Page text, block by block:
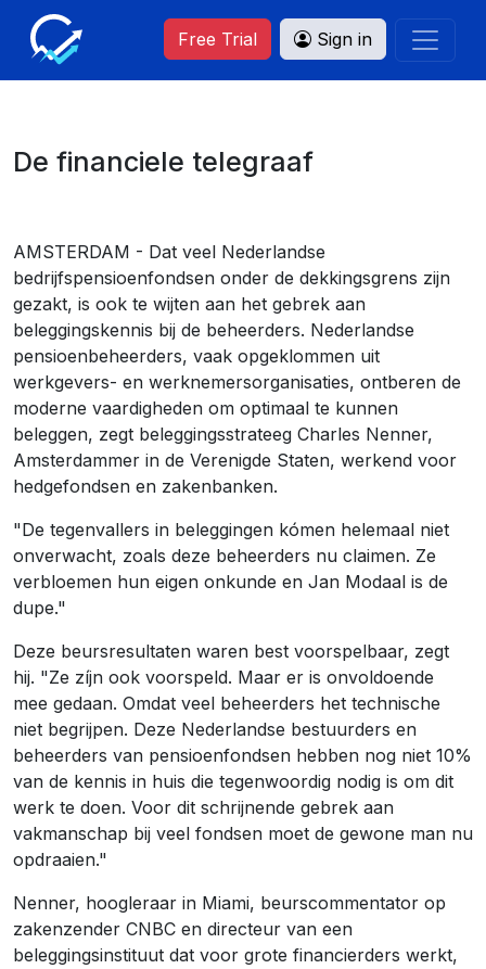
Free Trial Sign in
De financiele telegraaf
AMSTERDAM - Dat veel Nederlandse
bedrijfspensioenfondsen onder de dekkingsgrens zijn
gezakt, is ook te wijten aan het gebrek aan
beleggingskennis bij de beheerders. Nederlandse
pensioenbeheerders, vaak opgeklommen uit
werkgevers- en werknemersorganisaties, ontberen de
moderne vaardigheden om optimaal te kunnen
beleggen, zegt beleggingsstrateeg Charles Nenner,
Amsterdammer in de Verenigde Staten, werkend voor
hedgefondsen en zakenbanken.
"De tegenvallers in beleggingen kómen helemaal niet
onverwacht, zoals deze beheerders nu claimen. Ze
verbloemen hun eigen onkunde en Jan Modaal is de
dupe."
Deze beursresultaten waren best voorspelbaar, zegt
hij. "Ze zíjn ook voorspeld. Maar er is onvoldoende
mee gedaan. Omdat veel beheerders het technische
niet begrijpen. Deze Nederlandse bestuurders en
beheerders van pensioenfondsen hebben nog niet 10%
van de kennis in huis die tegenwoordig nodig is om dit
werk te doen. Voor dit schrijnende gebrek aan
vakmanschap bij veel fondsen moet de gewone man nu
opdraaien."
Nenner, hoogleraar in Miami, beurscommentator op
zakenzender CNBC en directeur van een
beleggingsinstituut dat voor grote financierders werkt,